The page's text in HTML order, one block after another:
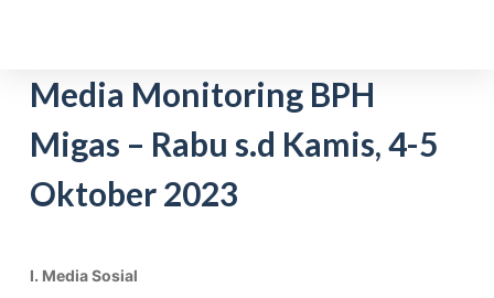
p
o
c
Media Monitoring BPH
Migas – Rabu s.d Kamis, 4-5
Oktober 2023
I. Media Sosial